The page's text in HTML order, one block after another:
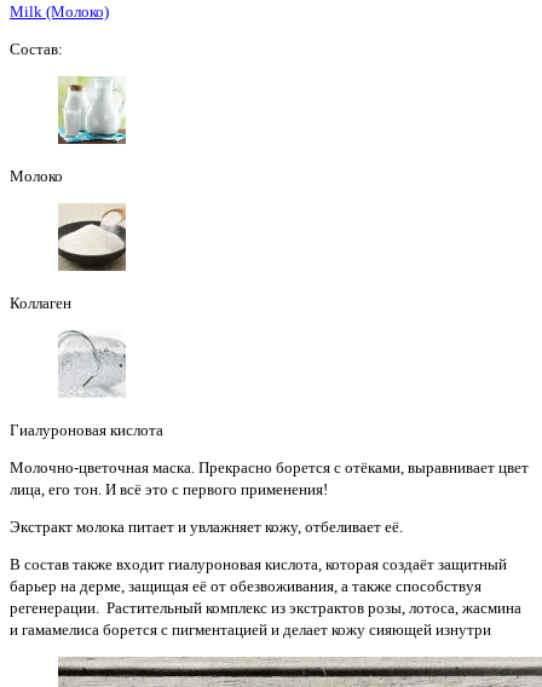
Milk (Молоко)
Состав:
Молоко
Коллаген
Гиалуроновая кислота
Молочно-цветочная маска. Прекрасно борется с отёками, выравнивает цвет
лица, его тон. И всё это с первого применения!
Экстракт молока питает и увлажняет кожу, отбеливает её.
В состав также входит гиалуроновая кислота, которая создаёт защитный
барьер на дерме, защищая её от обезвоживания, а также способствуя
регенерации. Растительный комплекс из экстрактов розы, лотоса, жасмина
и гамамелиса борется с пигментацией и делает кожу сияющей изнутри